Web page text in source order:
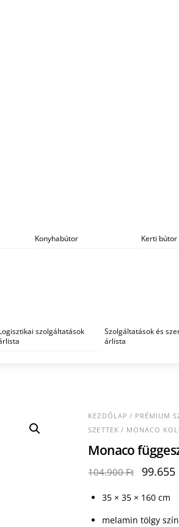
Konyhabútor Kerti bútor
szolgáltatások
Szolgáltatások és
árlista
KEZDŐLAP / PRÉMIUM
SZETTEK/ MONACO
Monaco
104.900Ft
was:
104.900
99.655
35 × 35 × 160 cm
melamin tölgy